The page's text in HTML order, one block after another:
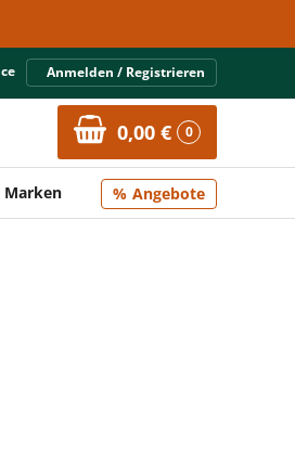
Anmelden / Registrieren
0,00 € 0
Marken Angebote